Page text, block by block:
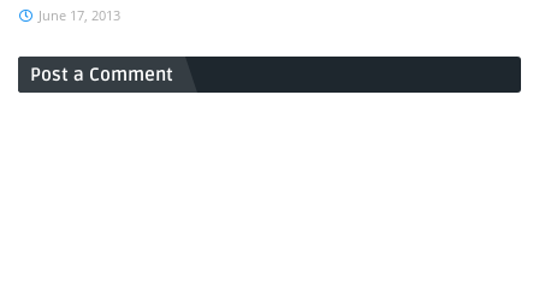
June 17, 2013
Post a Comment